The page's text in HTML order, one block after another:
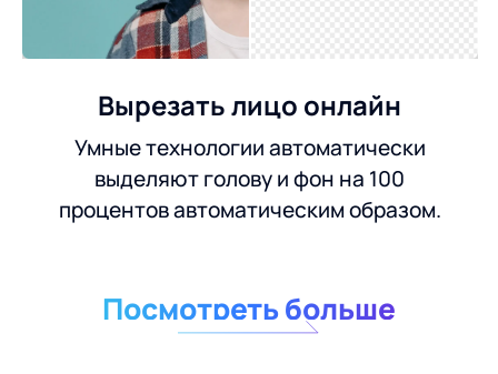
Вырезать лицо онлайн
Умные технологии автоматически
выделяют голову и фон на 100
процентов автоматическим образом.
Посмотреть больше